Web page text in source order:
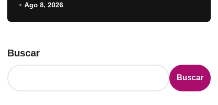
Ago 8, 2026
Buscar
Buscar